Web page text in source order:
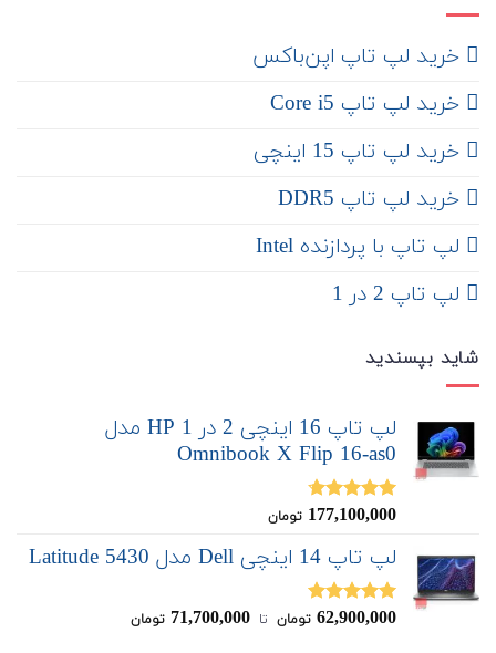
‌ خرید لپ تاپ اپن‌باکس
خرید لپ تاپ Core i5
‌‌ خرید لپ تاپ 15 اینچی
خرید لپ تاپ DDR5
لپ تاپ با پردازنده Intel
لپ تاپ 2 در 1
شاید بپسندید
لپ تاپ 16 اینچی 2 در 1 HP مدل
Omnibook X Flip 16-as0
نمره4.67
177,100,000 تومان
لپ تاپ 14 اینچی Dell مدل Latitude 5430
نمره5.00
62,900,000 تومان ‌ تا ‌ 71,700,000 تومان